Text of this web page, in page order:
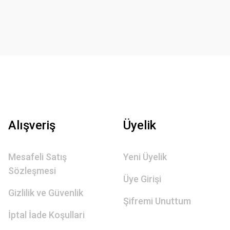
Alışveriş
Mesafeli Satış
Sözleşmesi
Gizlilik ve Güvenlik
İptal İade Koşullari
Üyelik
Yeni Üyelik
Üye Girişi
Şifremi Unuttum